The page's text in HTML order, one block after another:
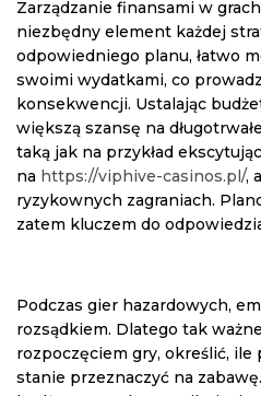
Zarządzanie finansami w
niezbędny element każdej
odpowiedniego planu, łatwo
swoimi wydatkami, co
konsekwencji. Ustalając
większą szansę na
taką jak na przykład
na https://viphive-casinos.pl/,
ryzykownych zagraniach.
zatem kluczem do
Podczas gier hazardowych,
rozsądkiem. Dlatego tak
rozpoczęciem gry, określić,
stanie przeznaczyć na